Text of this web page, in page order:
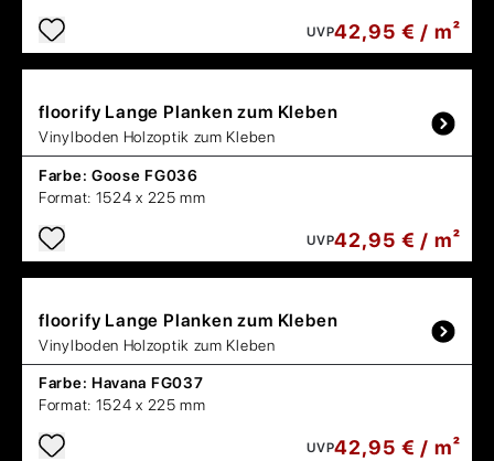
UVP42,95 € / m²
floorify Lange Planken zum Kleben
Vinylboden Holzoptik zum Kleben
Farbe: Goose FG036
Format: 1524 x 225 mm
UVP42,95 € / m²
floorify Lange Planken zum Kleben
Vinylboden Holzoptik zum Kleben
Farbe: Havana FG037
Format: 1524 x 225 mm
UVP42,95 € / m²